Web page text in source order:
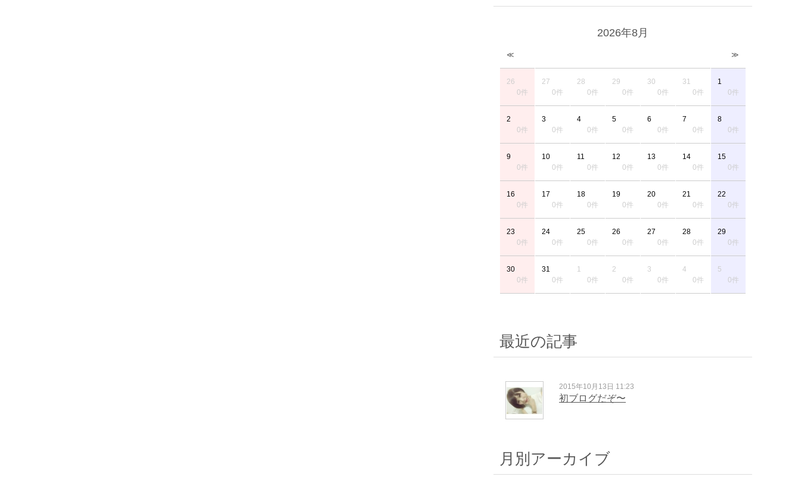
2026年8月
≪ ≫
26
0件
27
0件
28
0件
29
0件
30
0件
31
0件
1
0件
2
0件
3
0件
4
0件
5
0件
6
0件
7
0件
8
0件
9
0件
10
0件
11
0件
12
0件
13
0件
14
0件
15
0件
16
0件
17
0件
18
0件
19
0件
20
0件
21
0件
22
0件
23
0件
24
0件
25
0件
26
0件
27
0件
28
0件
29
0件
30
0件
31
0件
1
0件
2
0件
3
0件
4
0件
5
0件
最近の記事
初ブログだぞ〜
2015年10月13日 11:23
月別アーカイブ